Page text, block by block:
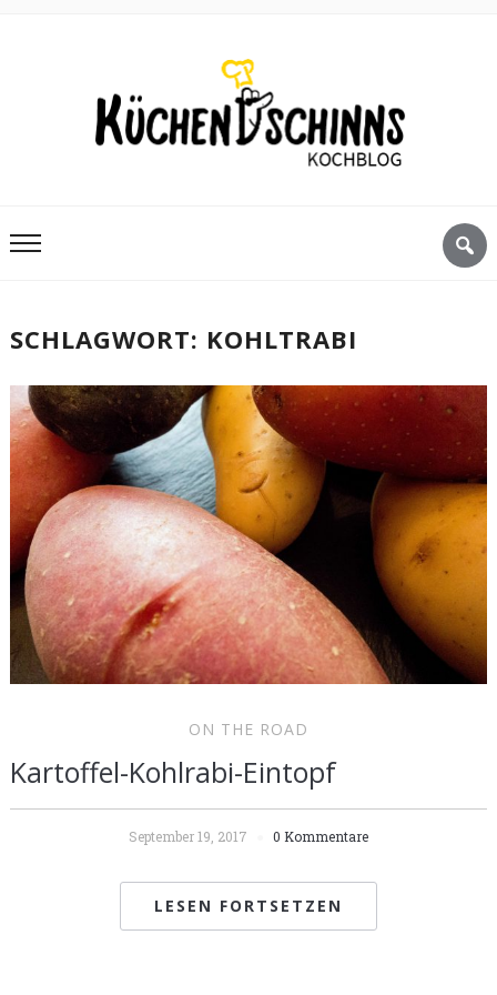
SCHLAGWORT: KOHLTRABI
ON THE ROAD
Kartoffel-Kohlrabi-Eintopf
September 19, 2017 0 Kommentare
LESEN FORTSETZEN